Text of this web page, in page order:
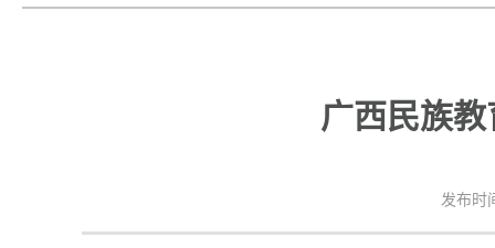
广西民族
发布时